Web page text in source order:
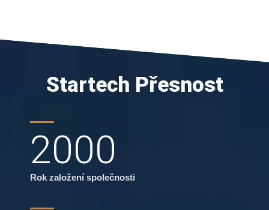
Startech Přesnost
2000
Rok založení společnosti